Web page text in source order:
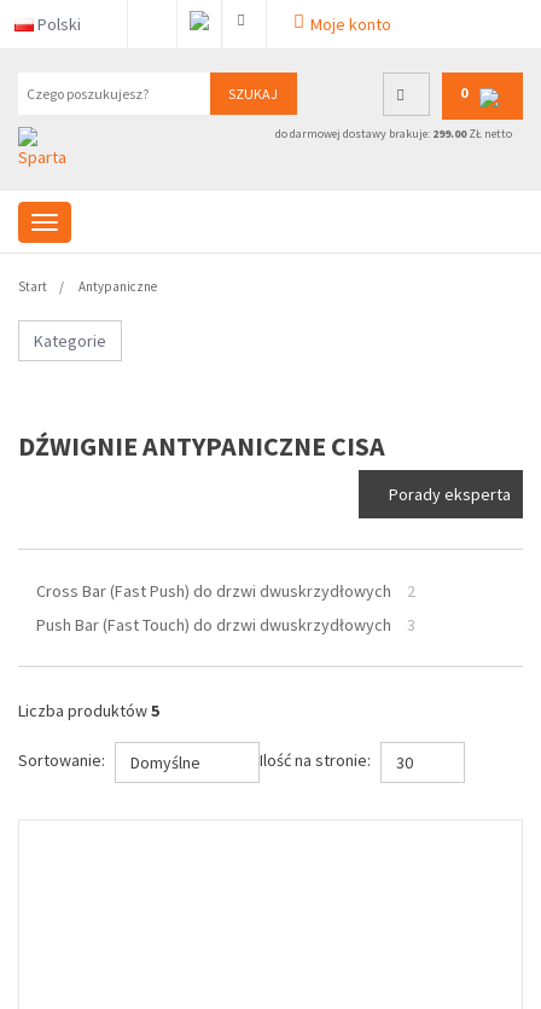
Polski Moje konto
SZUKAJ 0
do darmowej dostawy brakuje: 299.00ZŁ netto
Start Antypaniczne
Kategorie
DŹWIGNIE ANTYPANICZNE CISA
Porady eksperta
Cross Bar (Fast Push) do drzwi dwuskrzydłowych
2
Push Bar (Fast Touch) do drzwi dwuskrzydłowych
3
Liczba produktów5
Sortowanie: Domyślne Ilość na stronie: 30